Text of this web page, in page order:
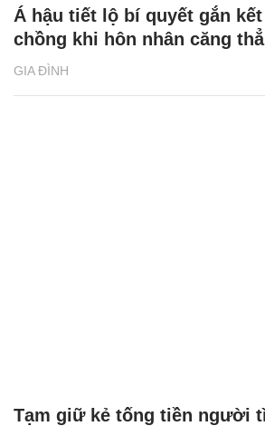
GIA ĐÌNH
Á hậu tiết lộ bí quyết gắn
chồng khi hôn nhân căng
Tạm giữ kẻ tống tiền người